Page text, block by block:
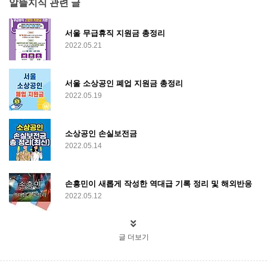
알뜰지식 관련 글
서울 무급휴직 지원금 총정리
2022.05.21
서울 소상공인 폐업 지원금 총정리
2022.05.19
소상공인 손실보전금
2022.05.14
손흥민이 새롭게 작성한 역대급 기록 정리 및 해외반응
2022.05.12
글 더보기